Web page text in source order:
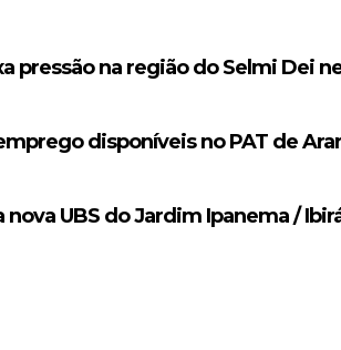
pressão na região do Selmi Dei
disponíveis no PAT de
nova UBS do Jardim Ipanema /